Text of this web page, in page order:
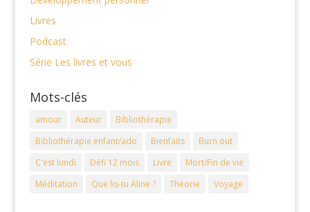
Livres
Podcast
Série Les livres et vous
Mots-clés
amour Auteur
Bibliothérapie
Bibliothérapie enfant/ado
Bienfaits
Burn out
C'est lundi
Défi 12 mois Livre
Mort/Fin de vie
Méditation
Que lis-tu Aline ? Théorie Voyage